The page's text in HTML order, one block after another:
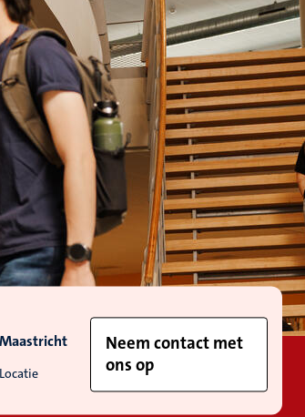
Locatie
Maastricht
Neem contact met
ons op